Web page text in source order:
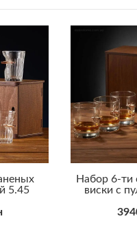
5.45
Набор 6-ти
виски с